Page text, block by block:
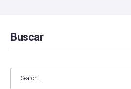
Buscar